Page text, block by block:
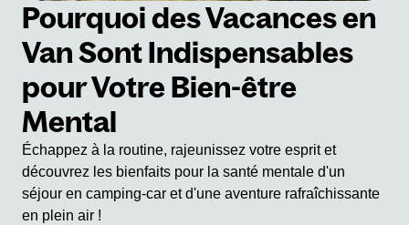
Pourquoi des Vacances en
Van Sont Indispensables
pour Votre Bien-être
Mental
Échappez à la routine, rajeunissez votre esprit et
découvrez les bienfaits pour la santé mentale d'un
séjour en camping-car et d'une aventure rafraîchissante
en plein air !